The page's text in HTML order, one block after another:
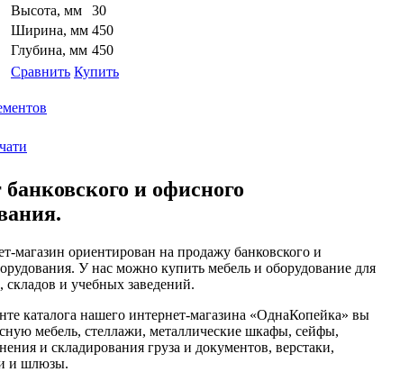
Высота, мм
30
Ширина, мм 450
Глубина, мм 450
Сравнить Купить
банковского и офисного
магазин ориентирован на продажу банковского и
У нас можно купить мебель и оборудование для
складов и учебных заведений.
каталога нашего интернет-магазина «ОднаКопейка» вы
мебель, стеллажи, металлические шкафы, сейфы,
и складирования груза и документов, верстаки,
и шлюзы.